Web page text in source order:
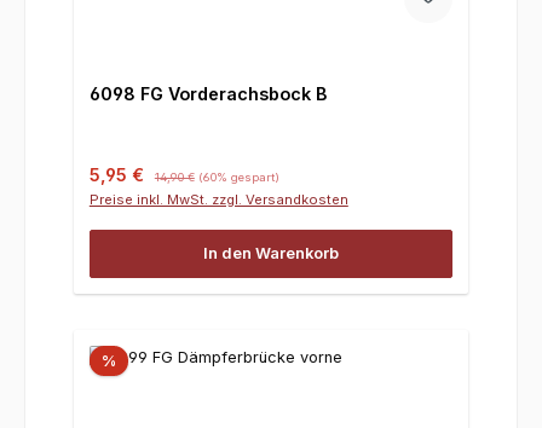
6098 FG Vorderachsbock B
Verkaufspreis:
5,95 € 14,90 € (60% gespart)
Preise inkl. MwSt. zzgl. Versandkosten
In den Warenkorb
%